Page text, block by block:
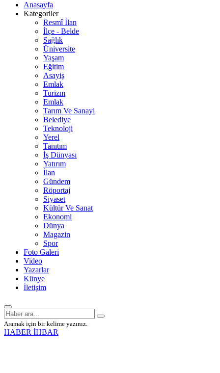
Anasayfa
Kategoriler
Resmî İlan
İlçe - Belde
Sağlık
Üniversite
Yaşam
Eğitim
Asayiş
Emlak
Turizm
Emlak
Tarım Ve Sanayi
Belediye
Teknoloji
Yerel
Tanıtım
İş Dünyası
Yatırım
İlan
Gündem
Röportaj
Siyaset
Kültür Ve Sanat
Ekonomi
Dünya
Magazin
Spor
Foto Galeri
Video
Yazarlar
Künye
İletişim
Aramak için bir kelime yazınız.
HABER İHBAR